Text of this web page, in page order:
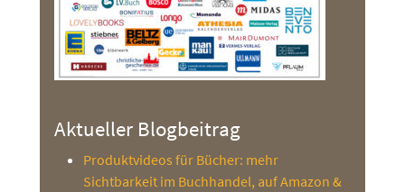
Aktueller Blogbeitrag
Produktvideos für Bücher: mehr
Sichtbarkeit im Buchhandel, auf Amazon &